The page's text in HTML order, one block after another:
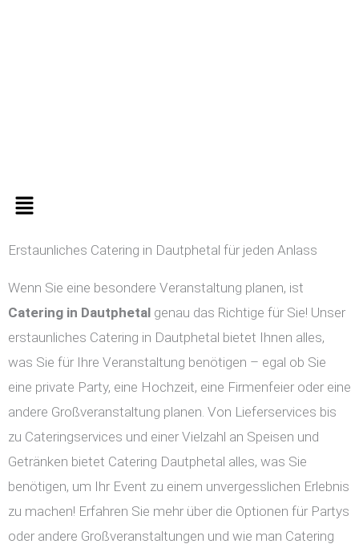
Menü
Erstaunliches Catering in Dautphetal für jeden Anlass
Wenn Sie eine besondere Veranstaltung planen, ist
Catering in Dautphetal genau das Richtige für Sie! Unser
erstaunliches Catering in Dautphetal bietet Ihnen alles,
was Sie für Ihre Veranstaltung benötigen – egal ob Sie
eine private Party, eine Hochzeit, eine Firmenfeier oder eine
andere Großveranstaltung planen. Von Lieferservices bis
zu Cateringservices und einer Vielzahl an Speisen und
Getränken bietet Catering Dautphetal alles, was Sie
benötigen, um Ihr Event zu einem unvergesslichen Erlebnis
zu machen! Erfahren Sie mehr über die Optionen für Partys
oder andere Großveranstaltungen und wie man Catering